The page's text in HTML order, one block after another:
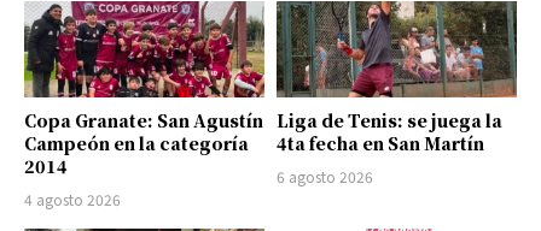
Copa Granate: San Agustín
Campeón en la categoría
2014
4 agosto 2026
Liga de Tenis: se juega la
4ta fecha en San Martín
6 agosto 2026